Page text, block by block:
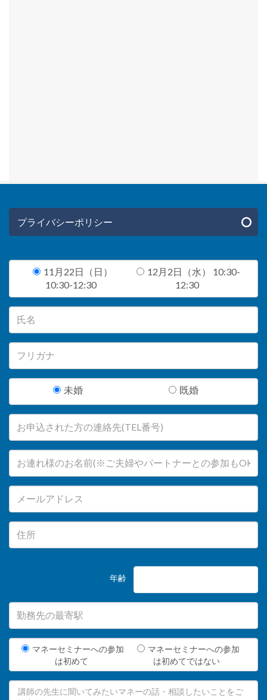
プライバシーポリシー
11月22日（日）
10:30-12:30
12月2日（水） 10:30-
12:30
未婚 既婚
年齢
マネーセミナーへの参加
は初めて
マネーセミナーへの参加
は初めてではない